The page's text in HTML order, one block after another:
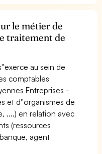
le métier de
traitement de
au sein de
comptables
Entreprises -
et d''organismes de
....) en relation avec
(ressources
agent